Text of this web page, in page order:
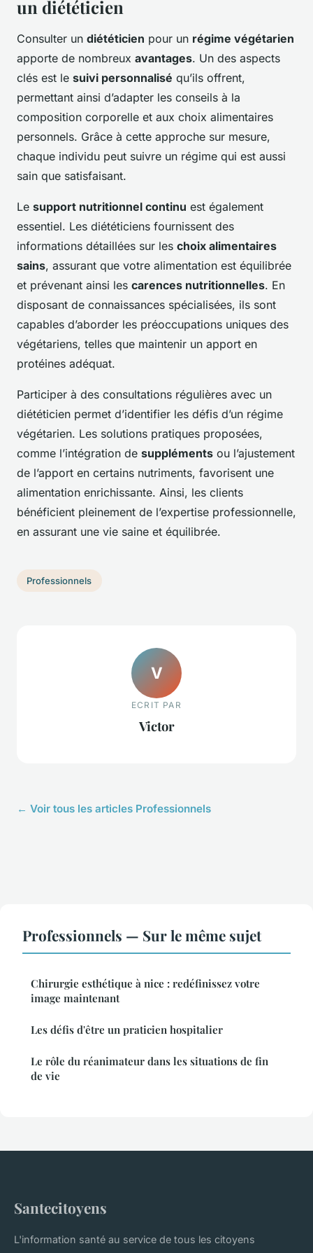
un diététicien
Consulter un diététicien pour un régime végétarien
apporte de nombreux avantages. Un des aspects
clés est le suivi personnalisé qu’ils offrent,
permettant ainsi d’adapter les conseils à la
composition corporelle et aux choix alimentaires
personnels. Grâce à cette approche sur mesure,
chaque individu peut suivre un régime qui est aussi
sain que satisfaisant.
Le support nutritionnel continu est également
essentiel. Les diététiciens fournissent des
informations détaillées sur les choix alimentaires
sains, assurant que votre alimentation est équilibrée
et prévenant ainsi les carences nutritionnelles. En
disposant de connaissances spécialisées, ils sont
capables d’aborder les préoccupations uniques des
végétariens, telles que maintenir un apport en
protéines adéquat.
Participer à des consultations régulières avec un
diététicien permet d’identifier les défis d’un régime
végétarien. Les solutions pratiques proposées,
comme l’intégration de suppléments ou l’ajustement
de l’apport en certains nutriments, favorisent une
alimentation enrichissante. Ainsi, les clients
bénéficient pleinement de l’expertise professionnelle,
en assurant une vie saine et équilibrée.
Professionnels
V
ECRIT PAR
Victor
← Voir tous les articles Professionnels
Professionnels — Sur le même sujet
Chirurgie esthétique à nice : redéfinissez votre
image maintenant
Les défis d'être un praticien hospitalier
Le rôle du réanimateur dans les situations de fin
de vie
Santecitoyens
L'information santé au service de tous les citoyens